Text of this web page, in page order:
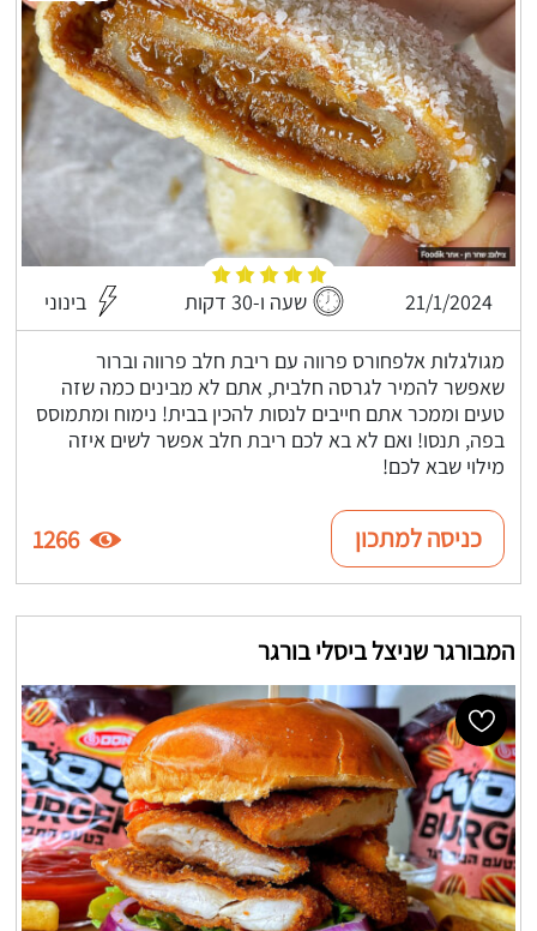
21/1/2024 שעה ו-30 דקות בינוני
מגולגלות אלפחורס פרווה עם ריבת חלב פרווה וברור
שאפשר להמיר לגרסה חלבית, אתם לא מבינים כמה שזה
טעים וממכר אתם חייבים לנסות להכין בבית! נימוח ומתמוסס
בפה, תנסו! ואם לא בא לכם ריבת חלב אפשר לשים איזה
מילוי שבא לכם!
כניסה למתכון 1266
המבורגר שניצל ביסלי בורגר